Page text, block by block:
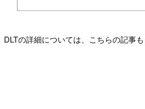
DLTの詳細については、こちらの記事も